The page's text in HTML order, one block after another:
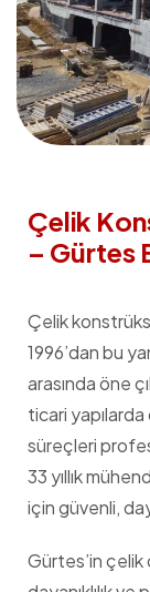
Çelik
– Gürtes
Çelik
1996’dan bu
arasında öne
ticari yapılarda
süreçleri
33 yıllık
için güvenli,
Gürtes’in çelik